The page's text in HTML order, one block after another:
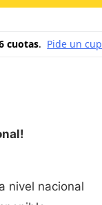
nivel nacional